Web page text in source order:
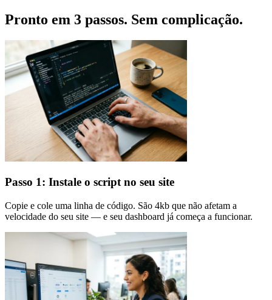
Pronto em 3 passos. Sem complicação.
Passo 1: Instale o script no seu site
Copie e cole uma linha de código. São 4kb que não afetam a
velocidade do seu site — e seu dashboard já começa a funcionar.